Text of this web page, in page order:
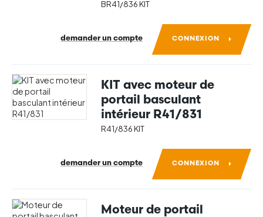
BR41/836 KIT
demander un compte CONNEXION
KIT avec moteur de
portail basculant
intérieur R41/831
R41/836 KIT
demander un compte CONNEXION
Moteur de portail